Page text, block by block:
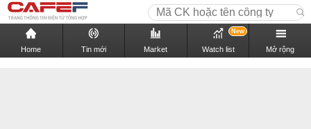
Home Tin mới Market Watch list
New
Mở rộng